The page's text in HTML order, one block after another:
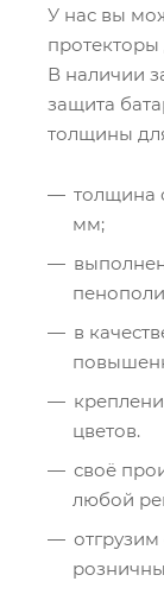
У нас вы
В наличии
защита
толщины
толщина
мм;
в
цветов.
своё
любой